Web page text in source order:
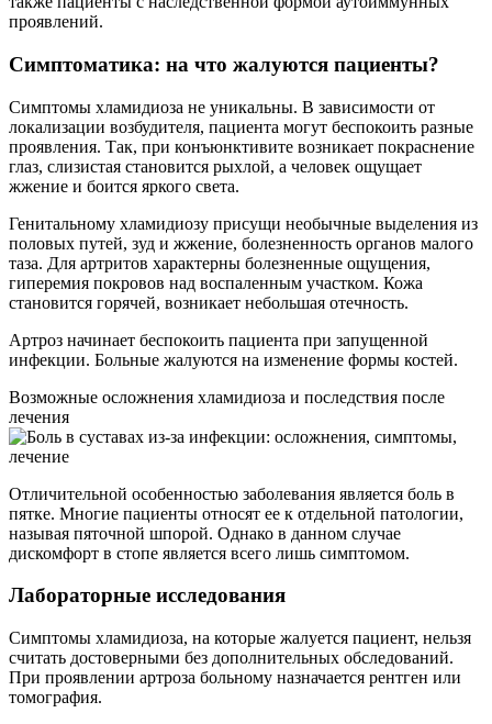
проявлений.
Симптоматика: на что жалуются пациенты?
Симптомы хламидиоза не уникальны. В зависимости от
локализации возбудителя, пациента могут беспокоить разные
проявления. Так, при конъюнктивите возникает покраснение
глаз, слизистая становится рыхлой, а человек ощущает
жжение и боится яркого света.
Генитальному хламидиозу присущи необычные выделения из
половых путей, зуд и жжение, болезненность органов малого
таза. Для артритов характерны болезненные ощущения,
гиперемия покровов над воспаленным участком. Кожа
становится горячей, возникает небольшая отечность.
Артроз начинает беспокоить пациента при запущенной
инфекции. Больные жалуются на изменение формы костей.
Возможные осложнения хламидиоза и последствия после
лечения
Отличительной особенностью заболевания является боль в
пятке. Многие пациенты относят ее к отдельной патологии,
называя пяточной шпорой. Однако в данном случае
дискомфорт в стопе является всего лишь симптомом.
Лабораторные исследования
Симптомы хламидиоза, на которые жалуется пациент, нельзя
считать достоверными без дополнительных обследований.
При проявлении артроза больному назначается рентген или
томография.